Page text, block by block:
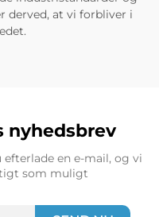
derved, at vi forbliver i
nyhedsbrev
efterlade en e-mail, og vi
som muligt